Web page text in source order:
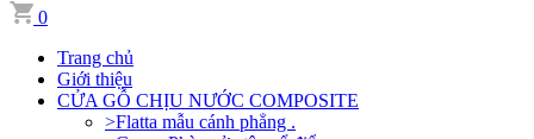
0
Trang chủ
Giới thiệu
CỬA GỖ CHỊU NƯỚC COMPOSITE
>Flatta mẫu cánh phẳng .